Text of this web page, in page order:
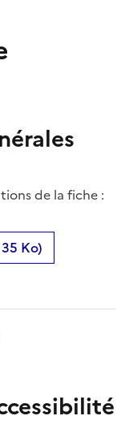
de la fiche :
Ko)